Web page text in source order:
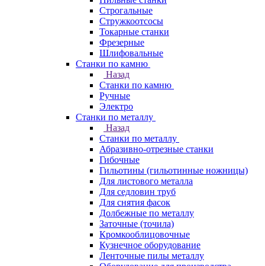
Строгальные
Стружкоотсосы
Токарные станки
Фрезерные
Шлифовальные
Станки по камню
Назад
Станки по камню
Ручные
Электро
Станки по металлу
Назад
Станки по металлу
Абразивно-отрезные станки
Гибочные
Гильотины (гильотинные ножницы)
Для листового металла
Для седловин труб
Для снятия фасок
Долбежные по металлу
Заточные (точила)
Кромкооблицовочные
Кузнечное оборудование
Ленточные пилы металлу